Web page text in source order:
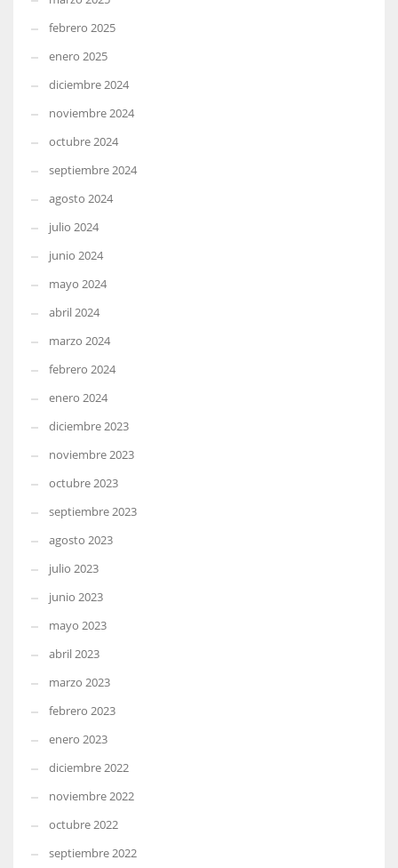
febrero 2025
enero 2025
diciembre 2024
noviembre 2024
octubre 2024
septiembre 2024
agosto 2024
julio 2024
junio 2024
mayo 2024
abril 2024
marzo 2024
febrero 2024
enero 2024
diciembre 2023
noviembre 2023
octubre 2023
septiembre 2023
agosto 2023
julio 2023
junio 2023
mayo 2023
abril 2023
marzo 2023
febrero 2023
enero 2023
diciembre 2022
noviembre 2022
octubre 2022
septiembre 2022